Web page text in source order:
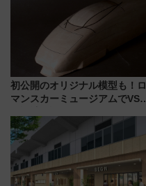
初公開のオリジナル模型も！ロ
マンスカーミュージアムでVSE
15日スタート